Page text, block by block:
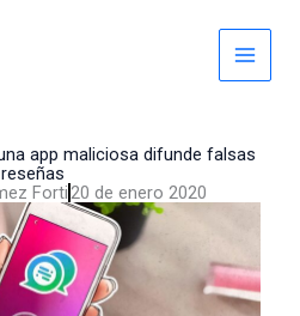
app maliciosa difunde falsas
reseñas
Forti20 de enero 2020